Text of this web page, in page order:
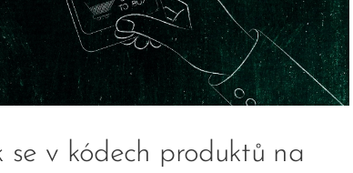
v kódech produktů na